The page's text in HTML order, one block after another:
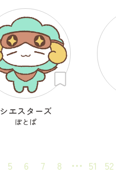
シエスターズ
ぽとぱ
5 6 7 8 51 52